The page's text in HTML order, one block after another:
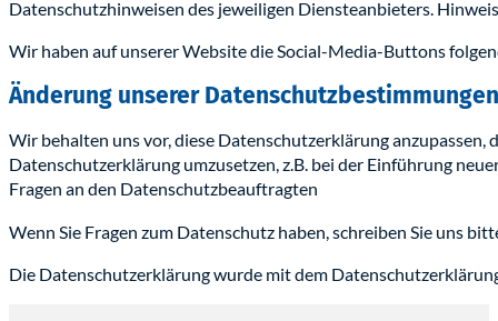
Datenschutzhinweisen des jeweiligen Diensteanbieters.
Wir haben auf unserer Website die Social-Media-Buttons
Änderung unserer Datenschutzbestimmungen
Wir behalten uns vor, diese Datenschutzerklärung
Datenschutzerklärung umzusetzen, z.B. bei der Einführung
Fragen an den Datenschutzbeauftragten
Wenn Sie Fragen zum Datenschutz haben, schreiben Sie uns
Die Datenschutzerklärung wurde mit dem